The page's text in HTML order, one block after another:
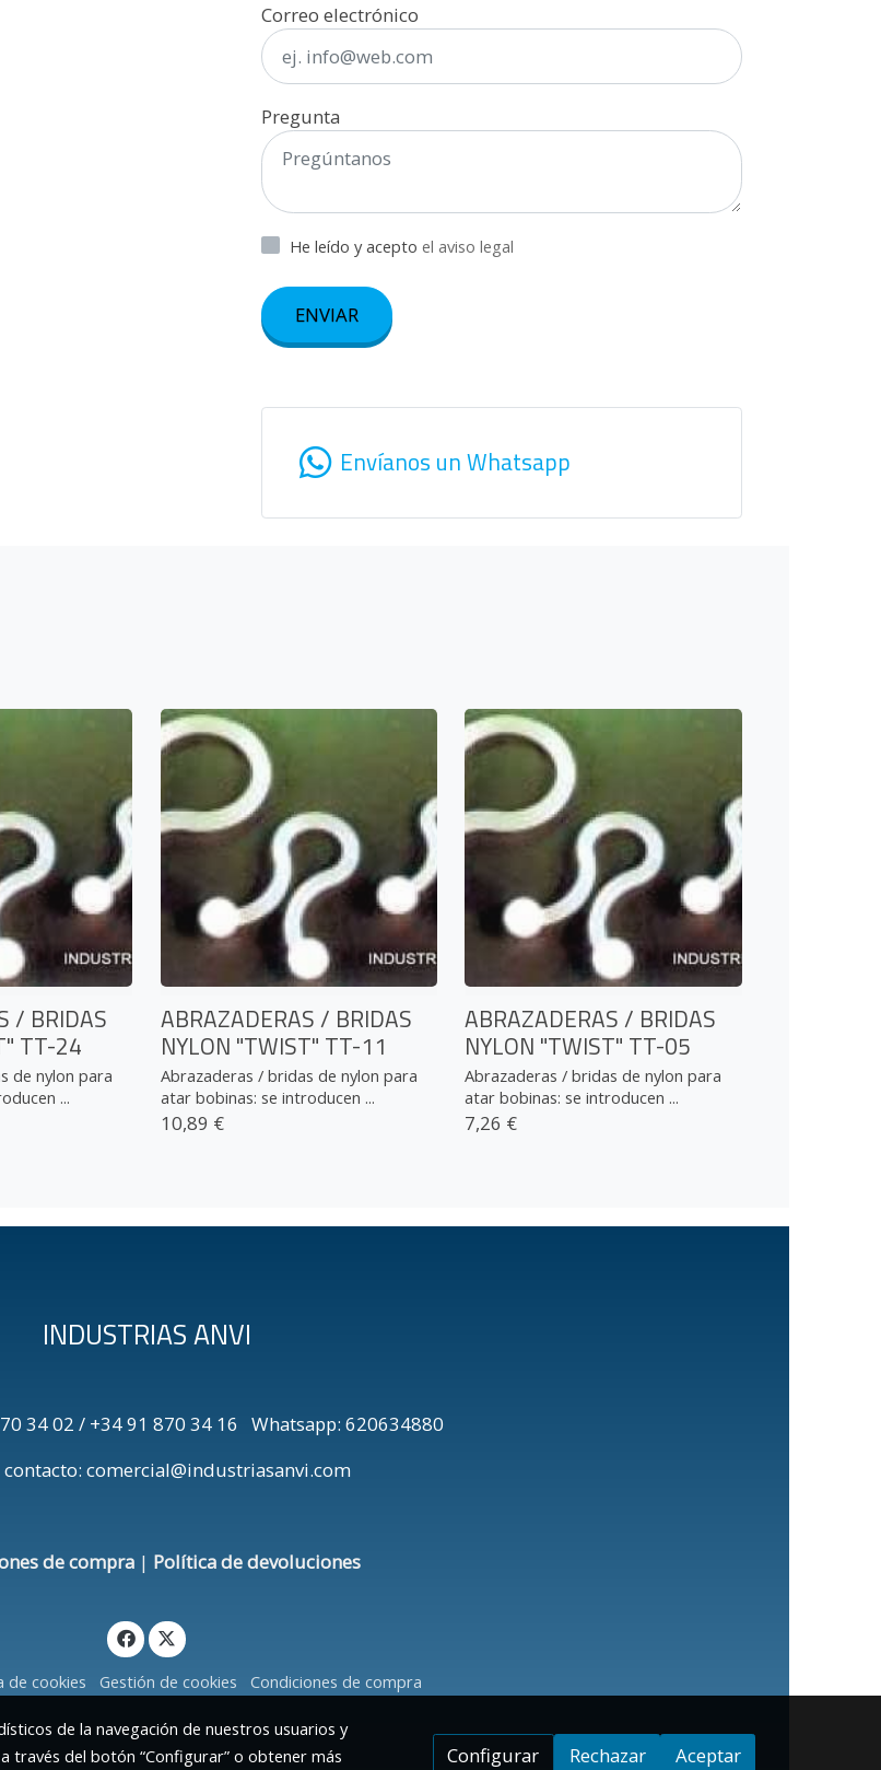
Correo electrónico
Pregunta
He leído y acepto el aviso legal
ENVIAR
Envíanos un Whatsapp
/ BRIDAS
TT-24
de nylon para
...
ABRAZADERAS / BRIDAS
NYLON "TWIST" TT-11
Abrazaderas / bridas de nylon para
atar bobinas: se introducen ...
10,89 €
ABRAZADERAS / BRIDAS
NYLON "TWIST" TT-05
Abrazaderas / bridas de nylon para
atar bobinas: se introducen ...
7,26 €
INDUSTRIAS ANVI
34 02 / +34 91 870 34 16 Whatsapp: 620634880
comercial@industriasanvi.com
de compra| Política de devoluciones
de cookies Gestión de cookies Condiciones de compra
de la navegación de nuestros usuarios y
través del botón “Configurar” o obtener más
Configurar Rechazar Aceptar